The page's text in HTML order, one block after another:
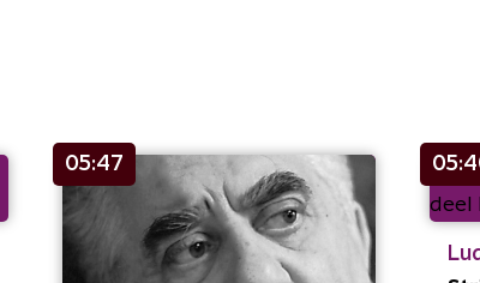
05:47